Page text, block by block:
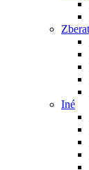
Iné